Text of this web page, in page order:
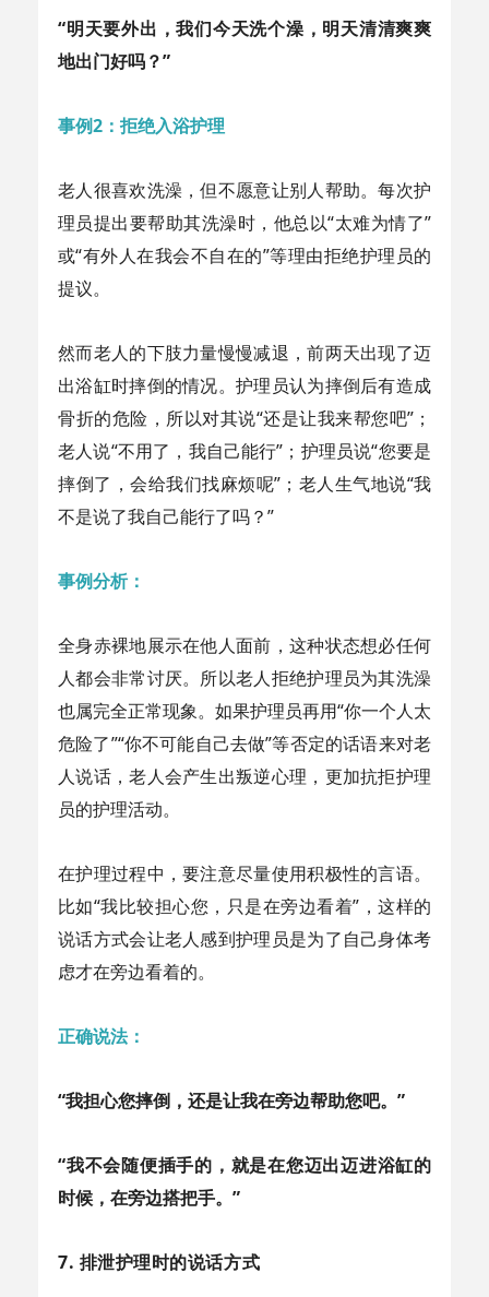
“明天要外出，我们今天洗个澡，明天清清爽爽
地出门好吗？”
事例2：拒绝入浴护理
老人很喜欢洗澡，但不愿意让别人帮助。每次护
理员提出要帮助其洗澡时，他总以“太难为情了”
或“有外人在我会不自在的”等理由拒绝护理员的
提议。
然而老人的下肢力量慢慢减退，前两天出现了迈
出浴缸时摔倒的情况。护理员认为摔倒后有造成
骨折的危险，所以对其说“还是让我来帮您吧”；
老人说“不用了，我自己能行”；护理员说“您要是
摔倒了，会给我们找麻烦呢”；老人生气地说“我
不是说了我自己能行了吗？”
事例分析：
全身赤裸地展示在他人面前，这种状态想必任何
人都会非常讨厌。所以老人拒绝护理员为其洗澡
也属完全正常现象。如果护理员再用“你一个人太
危险了”“你不可能自己去做”等否定的话语来对老
人说话，老人会产生出叛逆心理，更加抗拒护理
员的护理活动。
在护理过程中，要注意尽量使用积极性的言语。
比如“我比较担心您，只是在旁边看着”，这样的
说话方式会让老人感到护理员是为了自己身体考
虑才在旁边看着的。
正确说法：
“我担心您摔倒，还是让我在旁边帮助您吧。”
“我不会随便插手的，就是在您迈出迈进浴缸的
时候，在旁边搭把手。”
7. 排泄护理时的说话方式